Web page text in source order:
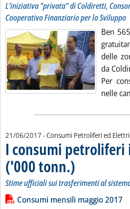
L'iniziativa "privata" di Coldiretti,
Cooperativo Finanziario per lo Sviluppo
Ben
delle
da
Per
nelle
21/06/2017 - Consumi Petroliferi ed
I consumi petroliferi
('000 tonn.) . Sottotitolo: Stime
Stime ufficiali sui trasferimenti al
Leggi tutta la notizia: 'I consumi
Lista allegati PDF alla
Consumi mensili maggio 2017